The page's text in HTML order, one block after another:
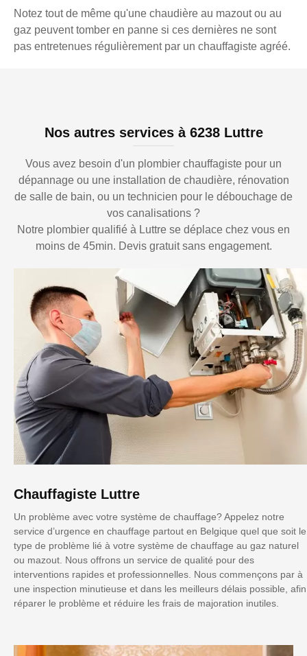
Notez tout de même qu'une chaudière au mazout ou au
gaz peuvent tomber en panne si ces dernières ne sont
pas entretenues régulièrement par un chauffagiste agréé.
Nos autres services à 6238 Luttre
Vous avez besoin d'un plombier chauffagiste pour un
dépannage ou une installation de chaudière, rénovation
de salle de bain, ou un technicien pour le débouchage de
vos canalisations ?
Notre plombier qualifié à Luttre se déplace chez vous en
moins de 45min. Devis gratuit sans engagement.
Chauffagiste Luttre
Un problème avec votre système de chauffage? Appelez notre
service d’urgence en chauffage partout en Belgique quel que soit le
type de problème lié à votre système de chauffage au gaz naturel
ou mazout. Nous offrons un service de qualité pour des
interventions rapides et professionnelles. Nous commençons par à
une inspection minutieuse et dans les meilleurs délais possible, afin
réparer le problème et réduire les frais de majoration inutiles.